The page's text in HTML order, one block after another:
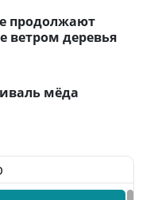
продолжают
ветром деревья
мёда